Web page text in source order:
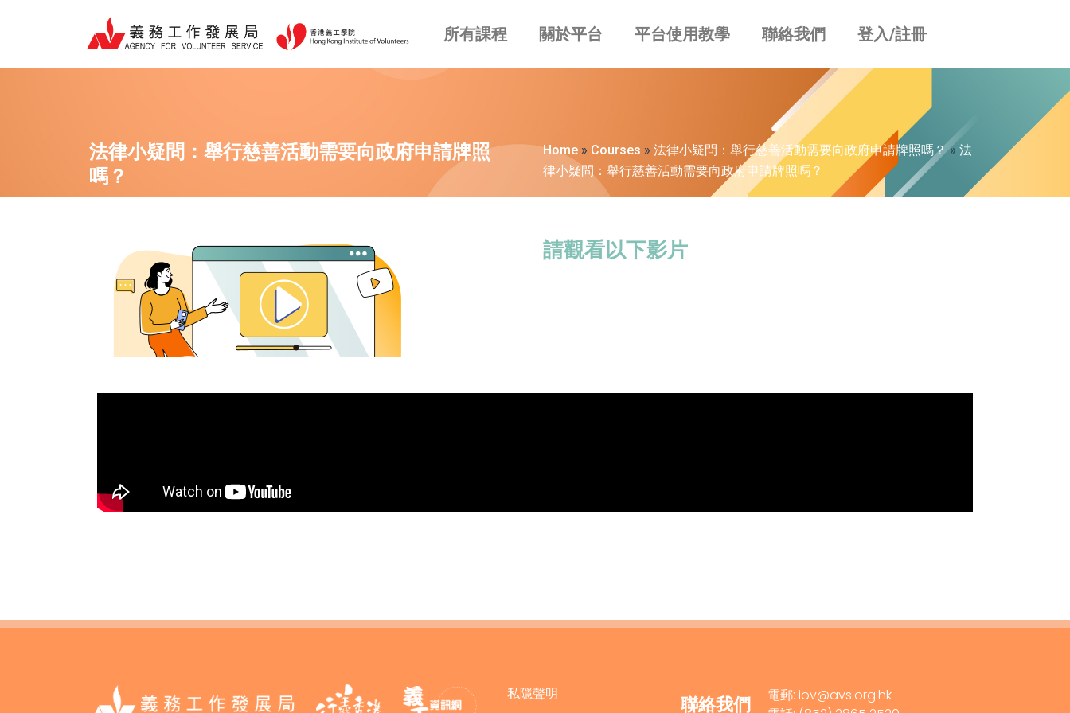
要
所有課程 關於平台 平台使用教學 聯絡我們 登入/註冊
法律小疑問：舉行慈善活動需要向政府申請牌照
嗎？
Home » Courses » 法律小疑問：舉行慈善活動需要向政府申請牌照嗎？» 法
律小疑問：舉行慈善活動需要向政府申請牌照嗎？
請觀看以下影片
私隱聲明 聯絡我們
電郵: iov@avs.org.hk